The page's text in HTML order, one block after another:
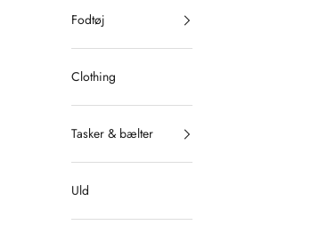
Fodtøj
Clothing
Tasker & bælter
Uld